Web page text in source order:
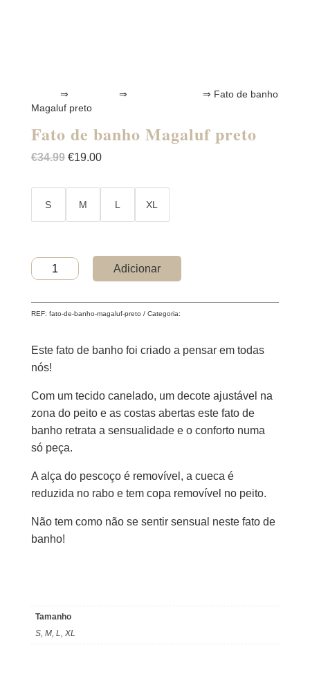
⇒ ⇒
⇒ Fato de banho
Magaluf preto
Fato de banho Magaluf preto
€34.99 O
€34.99.
€19.00O
€19.00.
S M L XL
Quantidade
de
de
banho
preto
Adicionar
REF: fato-de-banho-magaluf-preto Categoria:
Este fato de banho foi criado a pensar em todas
nós!
Com um tecido canelado, um decote ajustável na
zona do peito e as costas abertas este fato de
banho retrata a sensualidade e o conforto numa
só peça.
A alça do pescoço é removível, a cueca é
reduzida no rabo e tem copa removível no peito.
Não tem como não se sentir sensual neste fato de
banho!
Tamanho
S, M, L, XL